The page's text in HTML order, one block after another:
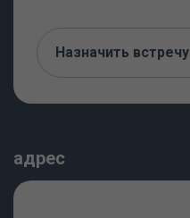
Назначить встречу
адрес